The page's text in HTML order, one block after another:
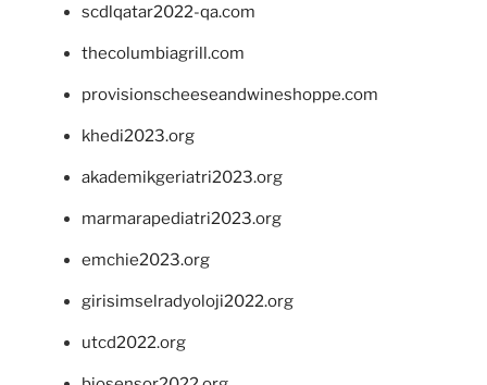
scdlqatar2022-qa.com
thecolumbiagrill.com
provisionscheeseandwineshoppe.com
khedi2023.org
akademikgeriatri2023.org
marmarapediatri2023.org
emchie2023.org
girisimselradyoloji2022.org
utcd2022.org